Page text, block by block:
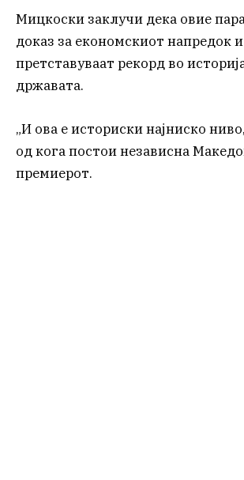
Мицкоски заклучи дека овие
доказ за економскиот напредок и
претставуваат рекорд во
државата.
„И ова е историски најниско
од кога постои независна
премиерот.